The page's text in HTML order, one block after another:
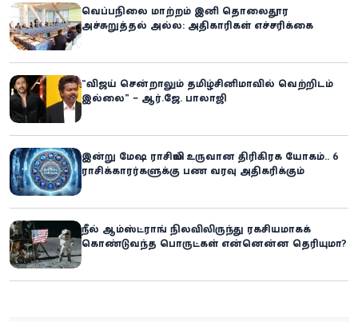
வெப்பநிலை மாற்றம் இனி தொலைதூர
அச்சுறுத்தல் அல்ல: அதிகாரிகள் எச்சரிக்கை
“விஜய் சென்றாலும் தமிழ்சினிமாவில் வெற்றிடம்
இல்லை” – ஆர்.ஜே. பாலாஜி
இன்று மேஷ ராசியில் உருவான திரிகிரக யோகம்.. 6
ராசிக்காரர்களுக்கு பண வரவு அதிகரிக்கும்
நீல் ஆம்ஸ்ட்ராங் நிலவிலிருந்து ரகசியமாகக்
கொண்டுவந்த பொருட்கள் என்னென்ன தெரியுமா?